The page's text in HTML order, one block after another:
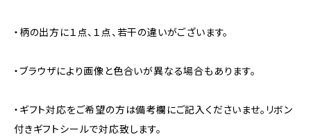
・柄の出方に１点、１点、若干の違いがございます。
・ブラウザにより画像と色合いが異なる場合もあります。
・ギフト対応をご希望の方は備考欄にご記入くださいませ。リボン
付きギフトシールで対応致します。